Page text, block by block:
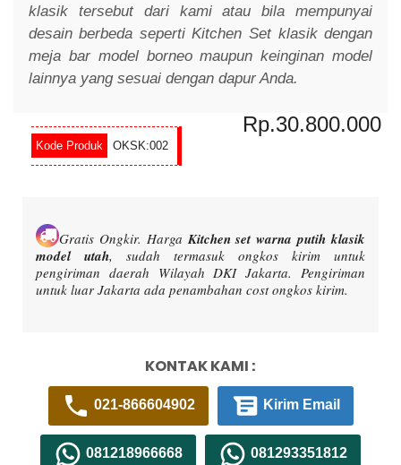
klasik tersebut dari kami atau bila mempunyai
desain berbeda seperti Kitchen Set klasik dengan
meja bar model borneo maupun keinginan model
lainnya yang sesuai dengan dapur Anda.
OKSK:002
Rp.30.800.000
Gratis Ongkir. HargaKitchen set warna putih klasik
model utah, sudah termasuk ongkos kirim untuk
pengiriman daerah Wilayah DKI Jakarta. Pengiriman
untuk luar Jakarta ada penambahan cost ongkos kirim.
KONTAK KAMI :
021-866604902 Kirim Email
081218966668 081293351812